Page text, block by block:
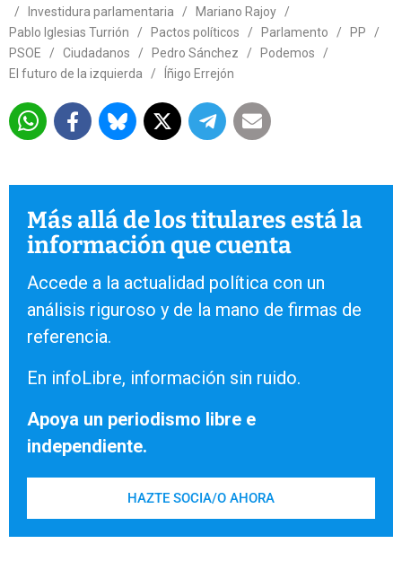
/
Investidura parlamentaria / Mariano Rajoy
/
Pablo Iglesias Turrión
/ Pactos políticos / Parlamento / PP
/
PSOE
/ Ciudadanos / Pedro Sánchez / Podemos
/
El futuro de la izquierda
/ Íñigo Errejón
Más allá de los titulares está la
información que cuenta
Accede a la actualidad política con un
análisis riguroso y de la mano de firmas de
referencia.
En infoLibre, información sin ruido.
Apoya un periodismo libre e
independiente.
HAZTE SOCIA/O AHORA